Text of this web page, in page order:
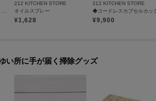
レンジメート ワイド ウィズ スチーマー ウォームグレー
212 KITCHEN STORE
オイルスプレー
¥1,628
212 KITCHEN STORE
¥9,900
い所に手が届く掃除グッズ